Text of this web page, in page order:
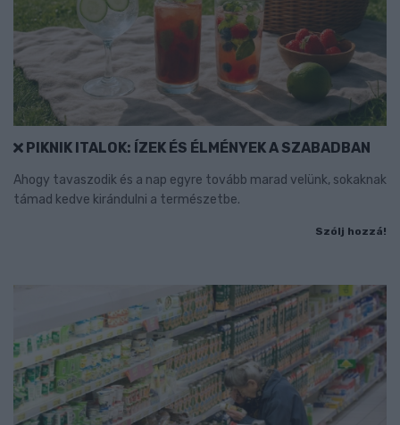
PIKNIK ITALOK: ÍZEK ÉS ÉLMÉNYEK A SZABADBAN
Ahogy tavaszodik és a nap egyre tovább marad velünk, sokaknak
támad kedve kirándulni a természetbe.
Szólj hozzá!